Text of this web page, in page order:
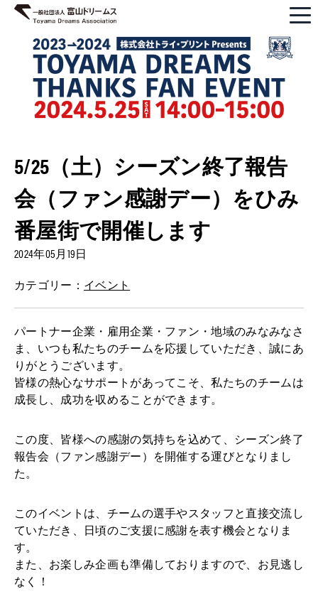
5/25（土）シーズン終了報告
会（ファン感謝デー）をひみ
番屋街で開催します
2024年05月19日
カテゴリー： イベント
パートナー企業・雇用企業・ファン・地域のみなみなさ
ま、いつも私たちのチームを応援していただき、誠にあ
りがとうございます。
皆様の熱心なサポートがあってこそ、私たちのチームは
成長し、成功を収めることができます。
この度、皆様への感謝の気持ちを込めて、シーズン終了
報告会（ファン感謝デー）を開催する運びとなりまし
た。
このイベントは、チームの選手やスタッフと直接交流し
ていただき、日頃のご支援に感謝を表す機会となりま
す。
また、お楽しみ企画も準備しておりますので、お見逃し
なく！